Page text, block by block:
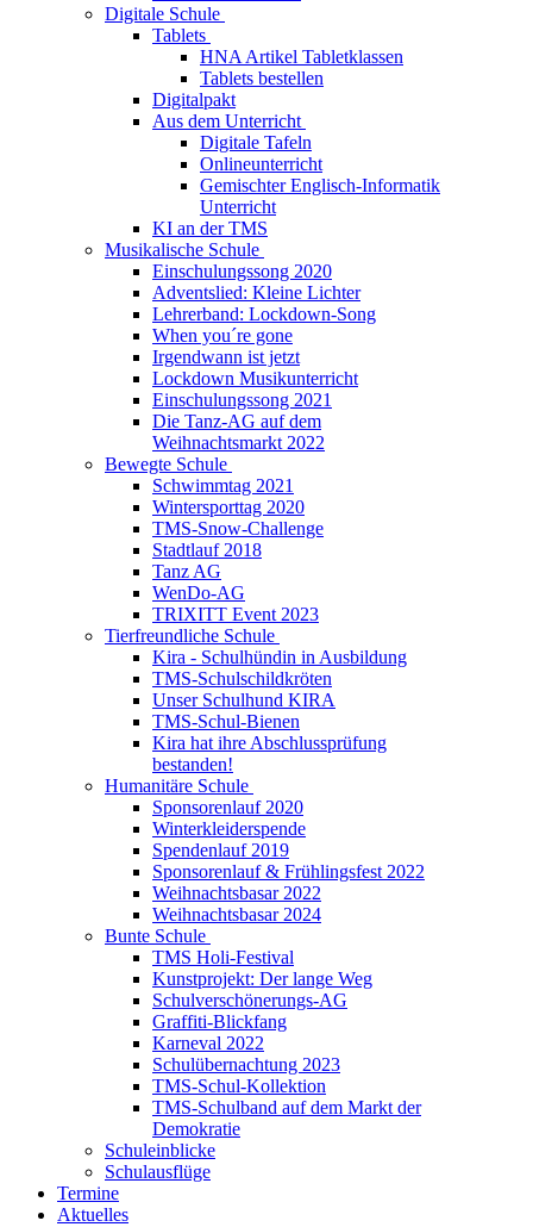
Digitale Schule
Tablets
HNA Artikel Tabletklassen
Tablets bestellen
Digitalpakt
Aus dem Unterricht
Digitale Tafeln
Onlineunterricht
Gemischter Englisch-Informatik
Unterricht
KI an der TMS
Musikalische Schule
Einschulungssong 2020
Adventslied: Kleine Lichter
Lehrerband: Lockdown-Song
When you´re gone
Irgendwann ist jetzt
Lockdown Musikunterricht
Einschulungssong 2021
Die Tanz-AG auf dem
Weihnachtsmarkt 2022
Bewegte Schule
Schwimmtag 2021
Wintersporttag 2020
TMS-Snow-Challenge
Stadtlauf 2018
Tanz AG
WenDo-AG
TRIXITT Event 2023
Tierfreundliche Schule
Kira - Schulhündin in Ausbildung
TMS-Schulschildkröten
Unser Schulhund KIRA
TMS-Schul-Bienen
Kira hat ihre Abschlussprüfung
bestanden!
Humanitäre Schule
Sponsorenlauf 2020
Winterkleiderspende
Spendenlauf 2019
Sponsorenlauf & Frühlingsfest 2022
Weihnachtsbasar 2022
Weihnachtsbasar 2024
Bunte Schule
TMS Holi-Festival
Kunstprojekt: Der lange Weg
Schulverschönerungs-AG
Graffiti-Blickfang
Karneval 2022
Schulübernachtung 2023
TMS-Schul-Kollektion
TMS-Schulband auf dem Markt der
Demokratie
Schuleinblicke
Schulausflüge
Termine
Aktuelles